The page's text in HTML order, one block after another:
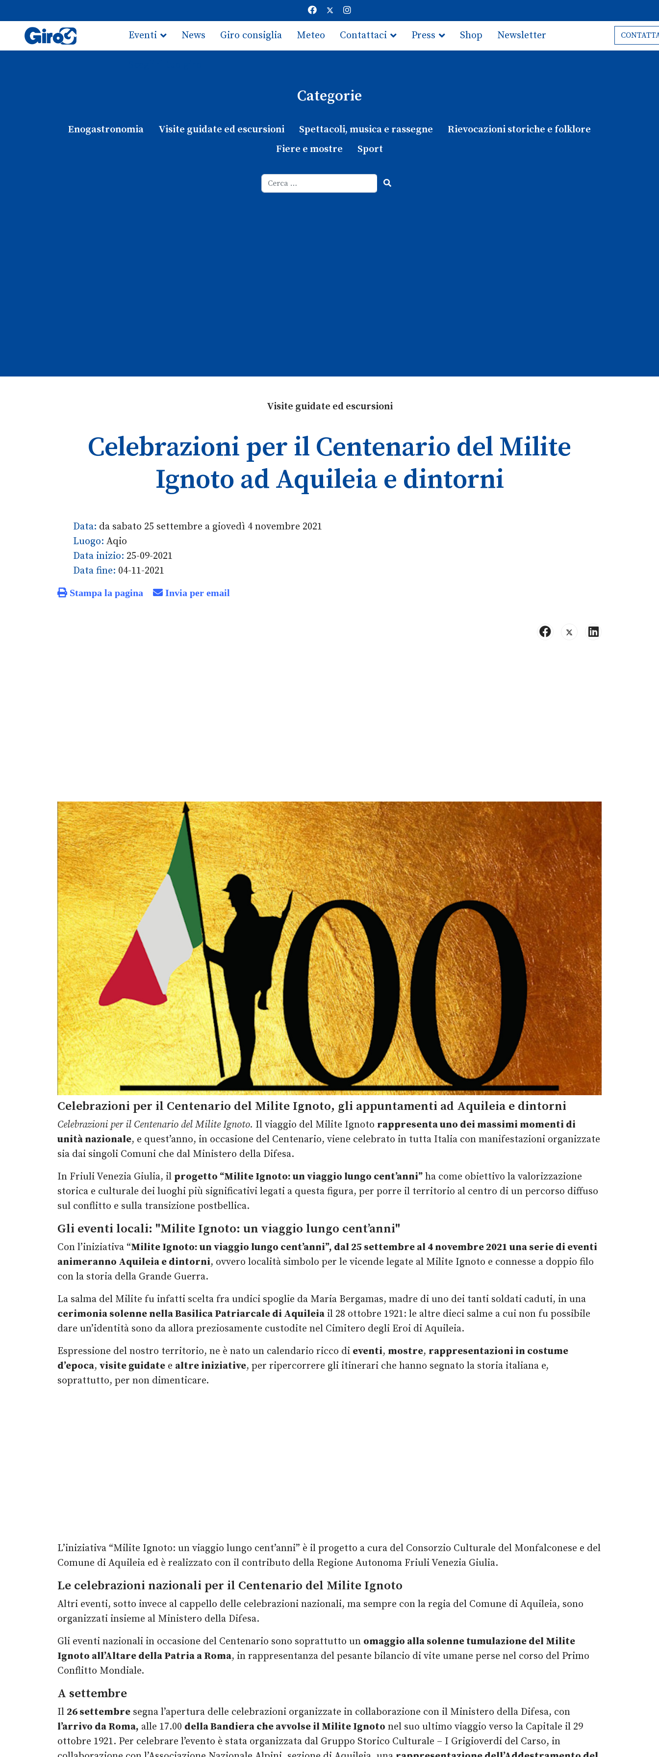
Eventi News Giro consiglia Meteo Contattaci Press Shop Newsletter
Categorie
Enogastronomia Visite guidate ed escursioni Spettacoli, musica e rassegne
Rievocazioni storiche e folklore
Fiere e mostre
Sport
Visite guidate ed escursioni
Celebrazioni per il Centenario del Milite
Ignoto ad Aquileia e dintorni
Data: da sabato 25 settembre a giovedì 4 novembre 2021
Luogo: Aqio
Data inizio: 25-09-2021
Data fine: 04-11-2021
Stampa la pagina Invia per email
Celebrazioni per il Centenario del Milite Ignoto, gli appuntamenti ad Aquileia e dintorni
Celebrazioni per il Centenario del Milite Ignoto. Il viaggio del Milite Ignoto rappresenta uno dei massimi momenti di
unità nazionale, e quest’anno, in occasione del Centenario, viene celebrato in tutta Italia con manifestazioni organizzate
sia dai singoli Comuni che dal Ministero della Difesa.
In Friuli Venezia Giulia, il progetto “Milite Ignoto: un viaggio lungo cent’anni” ha come obiettivo la valorizzazione
storica e culturale dei luoghi più significativi legati a questa figura, per porre il territorio al centro di un percorso diffuso
sul conflitto e sulla transizione postbellica.
Gli eventi locali: "Milite Ignoto: un viaggio lungo cent’anni"
Con l’iniziativa “Milite Ignoto: un viaggio lungo cent’anni”, dal 25 settembre al 4 novembre 2021 una serie di eventi
animeranno Aquileia e dintorni, ovvero località simbolo per le vicende legate al Milite Ignoto e connesse a doppio filo
con la storia della Grande Guerra.
La salma del Milite fu infatti scelta fra undici spoglie da Maria Bergamas, madre di uno dei tanti soldati caduti, in una
cerimonia solenne nella Basilica Patriarcale di Aquileia il 28 ottobre 1921: le altre dieci salme a cui non fu possibile
dare un’identità sono da allora preziosamente custodite nel Cimitero degli Eroi di Aquileia.
Espressione del nostro territorio, ne è nato un calendario ricco di eventi, mostre, rappresentazioni in costume
d’epoca, visite guidate e altre iniziative, per ripercorrere gli itinerari che hanno segnato la storia italiana e,
soprattutto, per non dimenticare.
L’iniziativa “Milite Ignoto: un viaggio lungo cent’anni” è il progetto a cura del Consorzio Culturale del Monfalconese e del
Comune di Aquileia ed è realizzato con il contributo della Regione Autonoma Friuli Venezia Giulia.
Le celebrazioni nazionali per il Centenario del Milite Ignoto
Altri eventi, sotto invece al cappello delle celebrazioni nazionali, ma sempre con la regia del Comune di Aquileia, sono
organizzati insieme al Ministero della Difesa.
Gli eventi nazionali in occasione del Centenario sono soprattutto un omaggio alla solenne tumulazione del Milite
Ignoto all’Altare della Patria a Roma, in rappresentanza del pesante bilancio di vite umane perse nel corso del Primo
Conflitto Mondiale.
A settembre
Il 26 settembre segna l’apertura delle celebrazioni organizzate in collaborazione con il Ministero della Difesa, con
l’arrivo da Roma, alle 17.00 della Bandiera che avvolse il Milite Ignoto nel suo ultimo viaggio verso la Capitale il 29
ottobre 1921. Per celebrare l’evento è stata organizzata dal Gruppo Storico Culturale – I Grigioverdi del Carso, in